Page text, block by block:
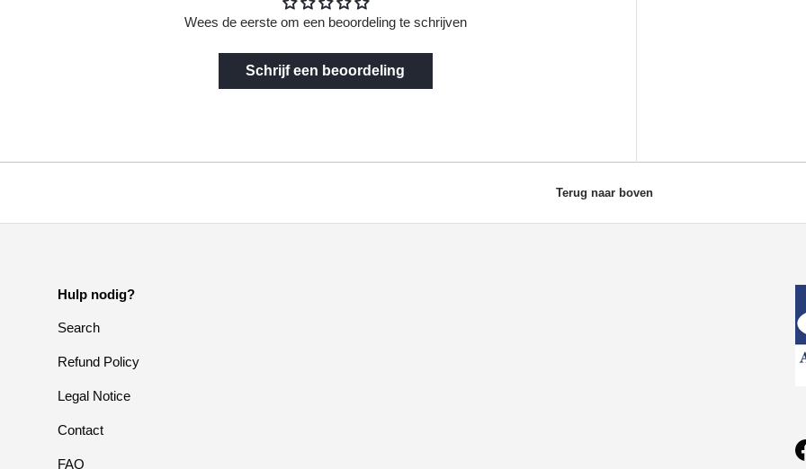
Wees de eerste om een beoordeling te schrijven
Schrijf een beoordeling
Terug naar boven
Hulp nodig?
Search
Refund Policy
Legal Notice
Contact
FAQ